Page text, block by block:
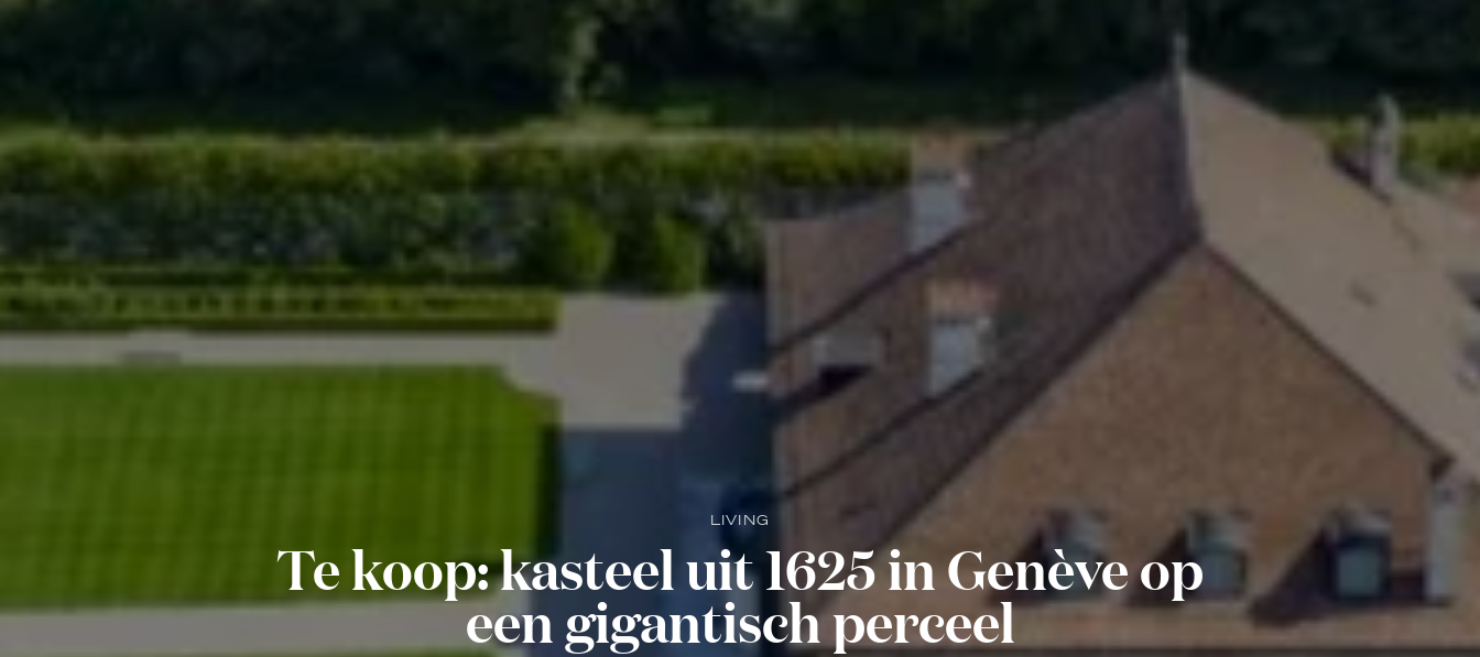
LIVING
Te koop: kasteel uit 1625 in Genève op
een gigantisch perceel